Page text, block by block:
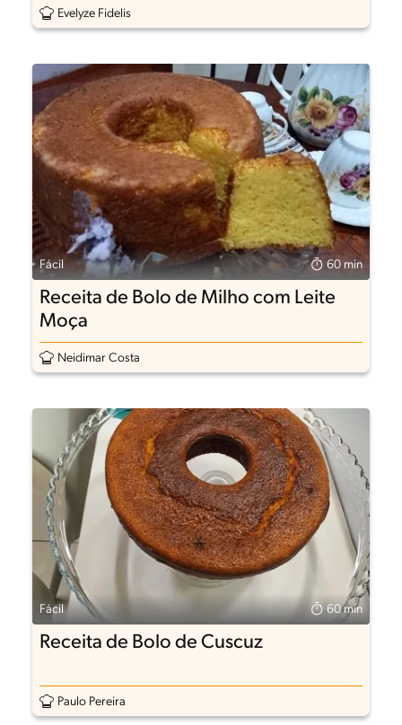
Evelyze Fidelis
Fácil 60 min
Receita de Bolo de Milho com Leite
Moça
Neidimar Costa
Fácil 60 min
Receita de Bolo de Cuscuz
Paulo Pereira